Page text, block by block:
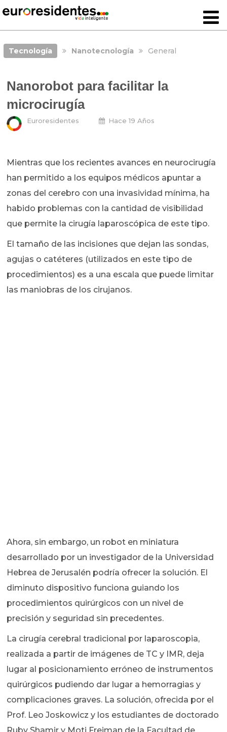
Tecnología Nanotecnología General
Nanorobot para facilitar la
microcirugía
Euroresidentes Hace 19 Años
Mientras que los recientes avances en neurocirugía
han permitido a los equipos médicos apuntar a
zonas del cerebro con una invasividad mínima, ha
habido problemas con la cantidad de visibilidad
que permite la cirugía laparoscópica de este tipo.
El tamaño de las incisiones que dejan las sondas,
agujas o catéteres (utilizados en este tipo de
procedimientos) es a una escala que puede limitar
las maniobras de los cirujanos.
Ahora, sin embargo, un robot en miniatura
desarrollado por un investigador de la Universidad
Hebrea de Jerusalén podría ofrecer la solución. El
diminuto dispositivo funciona guiando los
procedimientos quirúrgicos con un nivel de
precisión y seguridad sin precedentes.
La cirugía cerebral tradicional por laparoscopia,
realizada a partir de imágenes de TC y IMR, deja
lugar al posicionamiento erróneo de instrumentos
quirúrgicos pudiendo dar lugar a hemorragias y
complicaciones graves. La solución, ofrecida por el
Prof. Leo Joskowicz y los estudiantes de doctorado